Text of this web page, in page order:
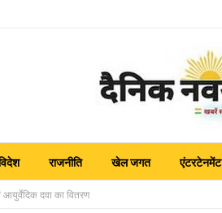
राजनीति खेल जगत एंटरटेनमेंट
दवा का वितरण